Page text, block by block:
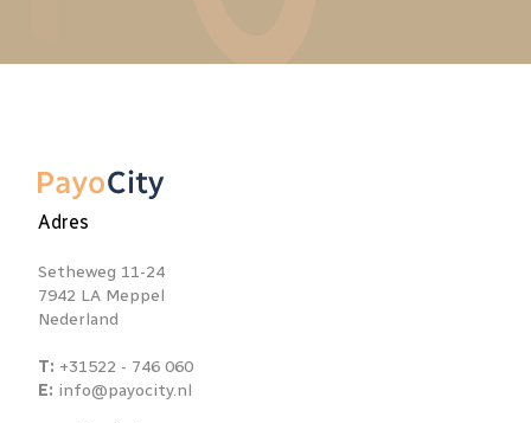
Adres
Setheweg 11-24
7942 LA Meppel
Nederland
T: +31522 - 746 060
E: info@payocity.nl